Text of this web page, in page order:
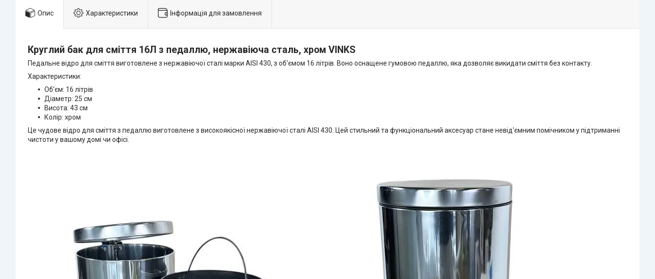
Опис Характеристики Інформація для замовлення
Круглий бак для сміття 16Л з педаллю, нержавіюча сталь, хром VINKS
Педальне відро для сміття виготовлене з нержавіючої сталі марки AISI 430, з об'ємом 16 літрів. Воно оснащене гумовою педаллю, яка дозволяє викидати сміття без контакту.
Характеристики:
Об'єм: 16 літрів
Діаметр: 25 см
Висота: 43 см
Колір: хром
Це чудове відро для сміття з педаллю виготовлене з високоякісної нержавіючої сталі AISI 430. Цей стильний та функціональний аксесуар стане невід'ємним помічником у підтриманні
чистоти у вашому домі чи офісі.